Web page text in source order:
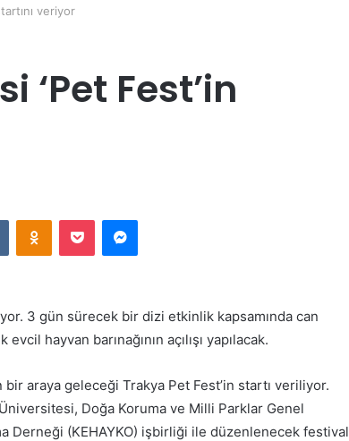
veriyor
‘Pet Fest’in
VKontakteOdnoklassniki
Pocket Messenger
3 gün sürecek bir dizi etkinlik kapsamında can
hayvan barınağının açılışı yapılacak.
bir araya geleceği Trakya Pet Fest’in startı veriliyor.
Doğa Koruma ve Milli Parklar Genel
Derneği (KEHAYKO) işbirliği ile düzenlenecek festival